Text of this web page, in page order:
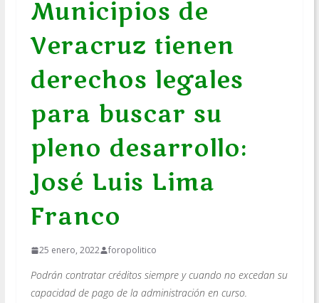
Municipios de
Veracruz tienen
derechos legales
para buscar su
pleno desarrollo:
José Luis Lima
Franco
25 enero, 2022 foropolitico
Podrán contratar créditos siempre y cuando no excedan su
capacidad de pago de la administración en curso.